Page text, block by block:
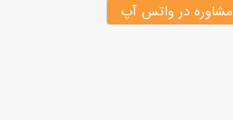
مشاوره در واتس آپ